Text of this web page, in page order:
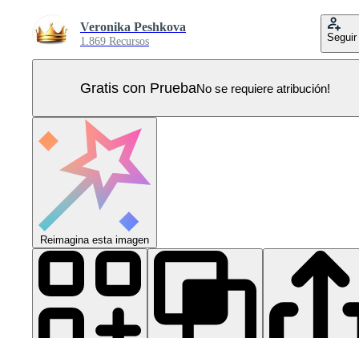
Veronika Peshkova
1.869 Recursos Seguir
Gratis con PruebaNo se requiere atribución!
Reimagina esta imagen